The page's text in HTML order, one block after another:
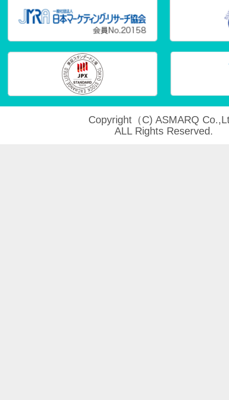
Copyright（C) ASMARQ
ALL Rights Reserved.